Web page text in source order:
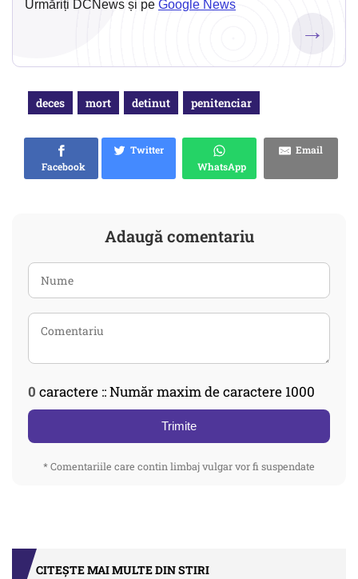
Urmăriți DCNews și pe Google News
→
deces mort detinut penitenciar
Facebook
Twitter
WhatsApp
Email
Adaugă comentariu
0 caractere :: Număr maxim de caractere 1000
Trimite
* Comentariile care contin limbaj vulgar vor fi suspendate
CITEȘTE MAI MULTE DIN STIRI